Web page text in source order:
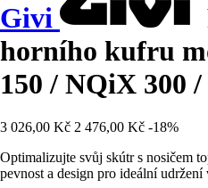
Givi
horního kufru
150 / NQiX 300
3 026,00 Kč 2 476,00 Kč -18%
Optimalizujte svůj skútr s nosičem
pevnost a design pro ideální udržení